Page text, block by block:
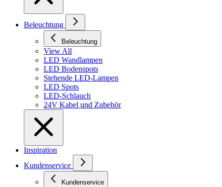
Beleuchtung
Beleuchtung
View All
LED Wandlampen
LED Bodenspots
Stehende LED-Lampen
LED Spots
LED-Schlauch
24V Kabel und Zubehör
Inspiration
Kundenservice
Kundenservice